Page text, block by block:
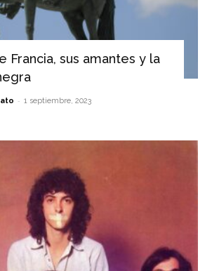
Francia, sus amantes y la
- 1 septiembre, 2023